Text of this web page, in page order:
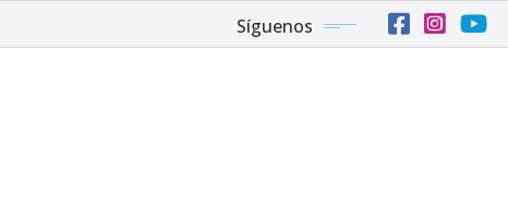
Síguenos